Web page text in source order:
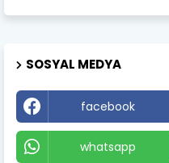
SOSYAL MEDYA
facebook
whatsapp